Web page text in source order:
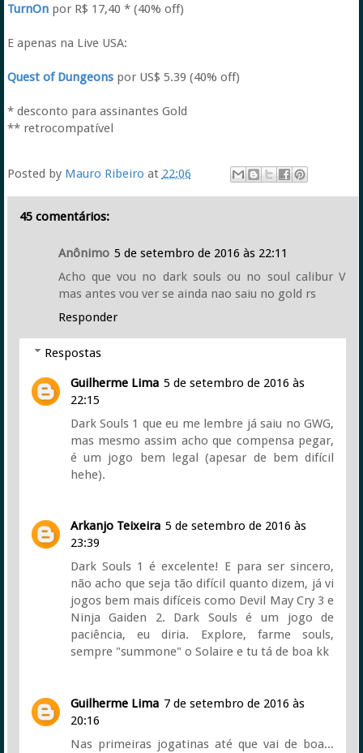
TurnOnpor R$ 17,40 * (40% off)
E apenas na Live USA:
Quest of Dungeonspor US$ 5.39 (40% off)
* desconto para assinantes Gold
** retrocompatível
Posted by Mauro Ribeiro at 22:06
45 comentários:
Anônimo 5 de setembro de 2016 às 22:11
Acho que vou no dark souls ou no soul calibur V
mas antes vou ver se ainda nao saiu no gold rs
Responder
Respostas
Guilherme Lima 5 de setembro de 2016 às
22:15
Dark Souls 1 que eu me lembre já saiu no GWG,
mas mesmo assim acho que compensa pegar,
é um jogo bem legal (apesar de bem difícil
hehe).
Arkanjo Teixeira 5 de setembro de 2016 às
23:39
Dark Souls 1 é excelente! E para ser sincero,
não acho que seja tão difícil quanto dizem, já vi
jogos bem mais difíceis como Devil May Cry 3 e
Ninja Gaiden 2. Dark Souls é um jogo de
paciência, eu diria. Explore, farme souls,
sempre "summone" o Solaire e tu tá de boa kk
Guilherme Lima 7 de setembro de 2016 às
20:16
Nas primeiras jogatinas até que vai de boa...